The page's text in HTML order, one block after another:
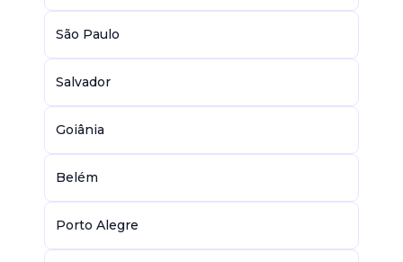
São Paulo
Salvador
Goiânia
Belém
Porto Alegre